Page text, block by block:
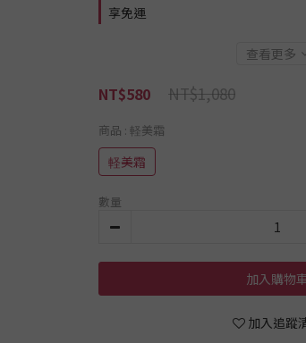
享免運
查看更多
NT$580 NT$1,080
商品 : 軽美霜
軽美霜
數量
加入購物
加入追蹤